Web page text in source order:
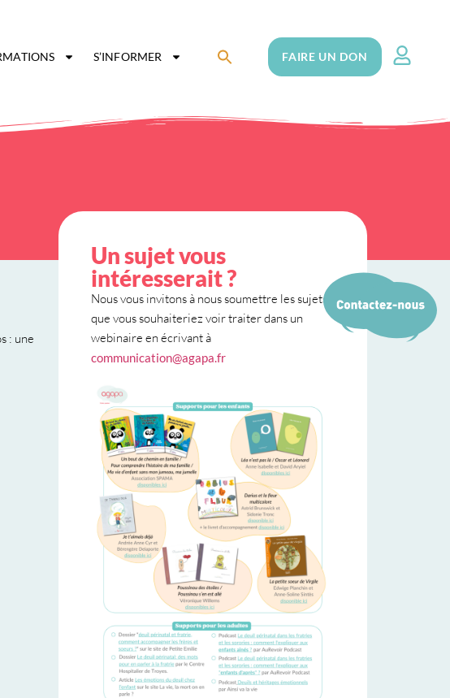
S’INFORMER
Search
Search Button
FAIRE UN DON
: une
Un sujet vous
intéresserait ?
Nous vous invitons à nous soumettre les sujets
que vous souhaiteriez voir traiter dans un
webinaire en écrivant à
communication@agapa.fr